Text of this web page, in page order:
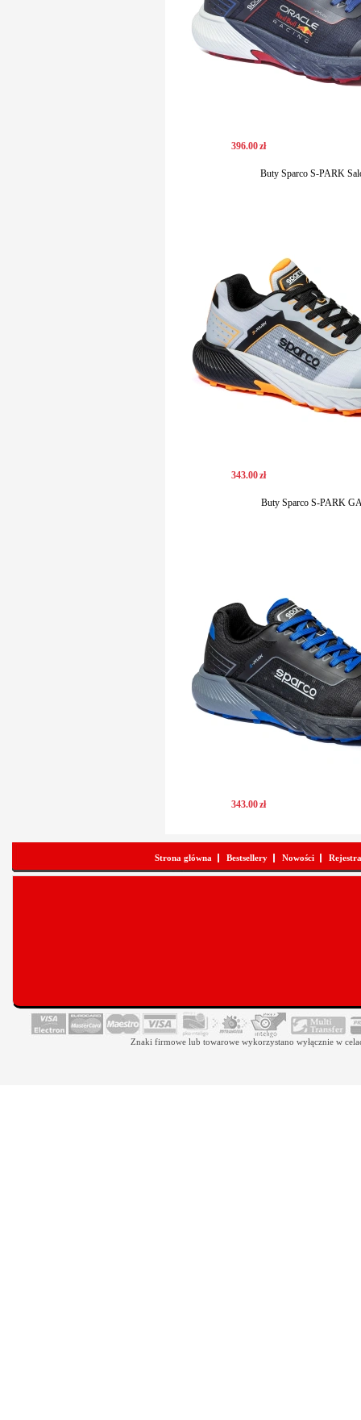
396.00zł
Buty Sparco S-PARK
343.00zł
Buty Sparco S-PARK
343.00zł
Strona główna Bestsellery Nowości
Znaki firmowe lub towarowe wykorzystano wyłącznie w